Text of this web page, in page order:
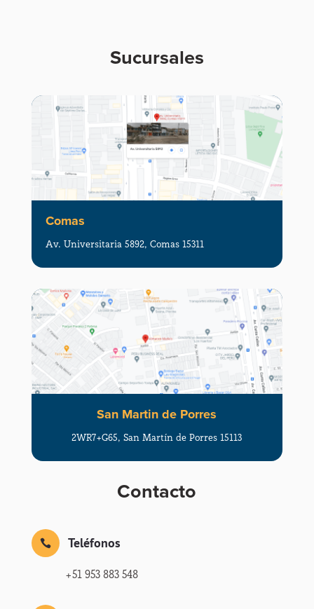
Sucursales
Comas
Av. Universitaria 5892, Comas 15311
San Martin de Porres
2WR7+G65, San Martín de Porres 15113
Contacto
 Teléfonos
+51 953 883 548